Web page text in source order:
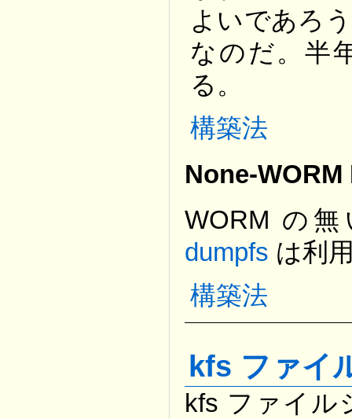
よいであろ
なのだ。半
る。
構築法
None-
WORM の
dumpfs は利
構築法
kfs ファイ
kfs ファイル